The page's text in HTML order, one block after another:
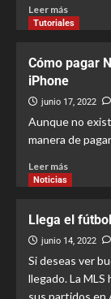
Leer más
Tutoriales
Cómo pagar
iPhone
junio 17, 2022
Aunque no
manera de
Leer más
Noticias
Llega el
junio 14, 2022
Si deseas ver
llegado. La
sus partidos en